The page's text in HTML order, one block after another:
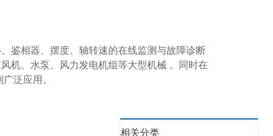
鉴相器、摆度、轴转速的在线监测与故障诊断
机、水泵、风力发电机组等大型机械 。同时在
泛应用。
相关分类